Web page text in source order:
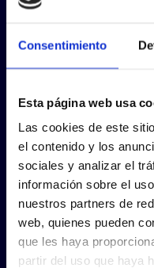
Consentimiento
Esta página web usa
Las cookies de este
el contenido y los
sociales y analizar el
información sobre el
nuestros partners de
web, quienes pueden
que les haya
partir del uso que haya